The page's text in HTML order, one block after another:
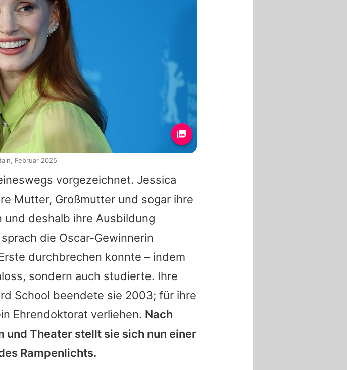
vorgezeichnet. Jessica
Mutter, Großmutter und sogar ihre
deshalb ihre Ausbildung
die Oscar-Gewinnerin
durchbrechen konnte – indem
sondern auch studierte. Ihre
School beendete sie 2003; für ihre
Ehrendoktorat verliehen. Nach
Theater stellt sie sich nun einer
Rampenlichts.
Februar 2025